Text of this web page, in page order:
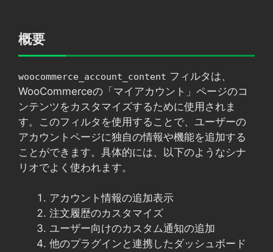
リ
概要
woocommerce_account_content フィルタは、
WooCommerceの「マイアカウント」ページのコ
ンテンツをカスタマイズするために使用されま
す。このフィルタを使用することで、ユーザーの
アカウントページに独自の情報や機能を追加する
ことができます。具体的には、以下のようなシナ
リオでよく使われます。
アカウント情報の追加表示
注文履歴のカスタマイズ
ユーザー向けのカスタム通知の追加
他のプラグインと連携したダッシュボード